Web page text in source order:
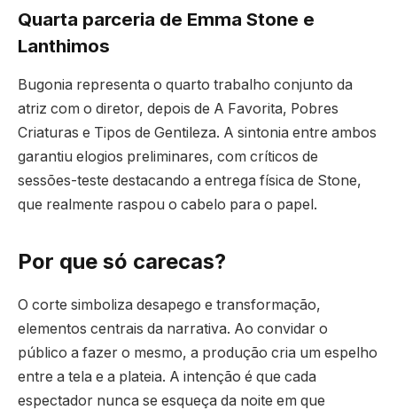
Quarta parceria de Emma Stone e
Lanthimos
Bugonia representa o quarto trabalho conjunto da
atriz com o diretor, depois de A Favorita, Pobres
Criaturas e Tipos de Gentileza. A sintonia entre ambos
garantiu elogios preliminares, com críticos de
sessões-teste destacando a entrega física de Stone,
que realmente raspou o cabelo para o papel.
Por que só carecas?
O corte simboliza desapego e transformação,
elementos centrais da narrativa. Ao convidar o
público a fazer o mesmo, a produção cria um espelho
entre a tela e a plateia. A intenção é que cada
espectador nunca se esqueça da noite em que